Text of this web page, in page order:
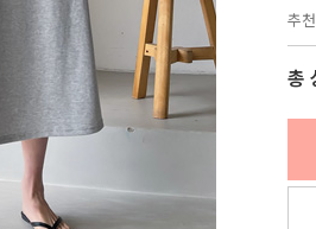
추
총